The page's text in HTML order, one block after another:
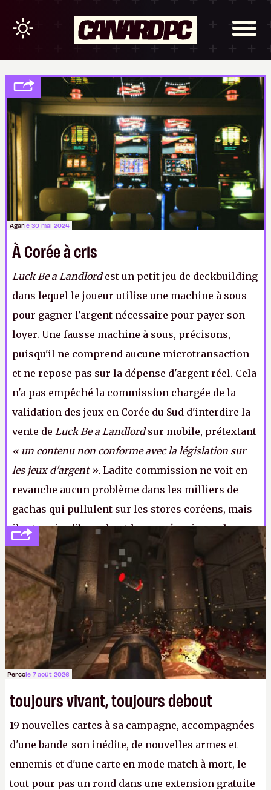
Agarle 30 mai 2024
À Corée à cris
Luck Be a Landlordest un petit jeu de deckbuilding
dans lequel le joueur utilise une machine à sous
pour gagner l'argent nécessaire pour payer son
loyer. Une fausse machine à sous, précisons,
puisqu'il ne comprend aucune microtransaction
et ne repose pas sur la dépense d'argent réel. Cela
n'a pas empêché la commission chargée de la
validation des jeux en Corée du Sud d'interdire la
vente de Luck Be a Landlordsur mobile, prétextant
« un contenu non conforme avec la législation sur
les jeux d'argent ». Ladite commission ne voit en
revanche aucun problème dans les milliers de
gachas qui pullulent sur les stores coréens, mais
il est vrai qu'ils cachent leurs mécaniques de
bandits manchots derrière des graphismes kawaï.
LFS.
Percole 7 août 2026
toujours vivant, toujours debout
19 nouvelles cartes à sa campagne, accompagnées
d'une bande-son inédite, de nouvelles armes et
ennemis et d'une carte en mode match à mort, le
tout pour pas un rond dans une extension gratuite